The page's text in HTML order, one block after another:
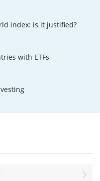
index: is it justified?
with ETFs